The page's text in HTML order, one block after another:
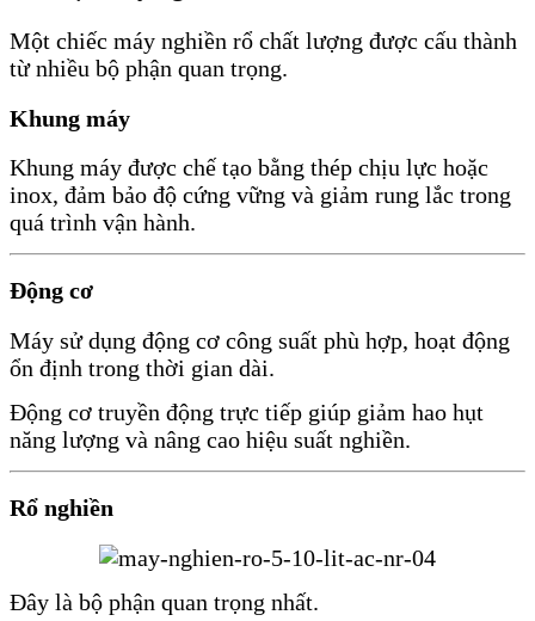
Một chiếc máy nghiền rổ chất lượng được cấu thành
từ nhiều bộ phận quan trọng.
Khung máy
Khung máy được chế tạo bằng thép chịu lực hoặc
inox, đảm bảo độ cứng vững và giảm rung lắc trong
quá trình vận hành.
Động cơ
Máy sử dụng động cơ công suất phù hợp, hoạt động
ổn định trong thời gian dài.
Động cơ truyền động trực tiếp giúp giảm hao hụt
năng lượng và nâng cao hiệu suất nghiền.
Rổ nghiền
Đây là bộ phận quan trọng nhất.